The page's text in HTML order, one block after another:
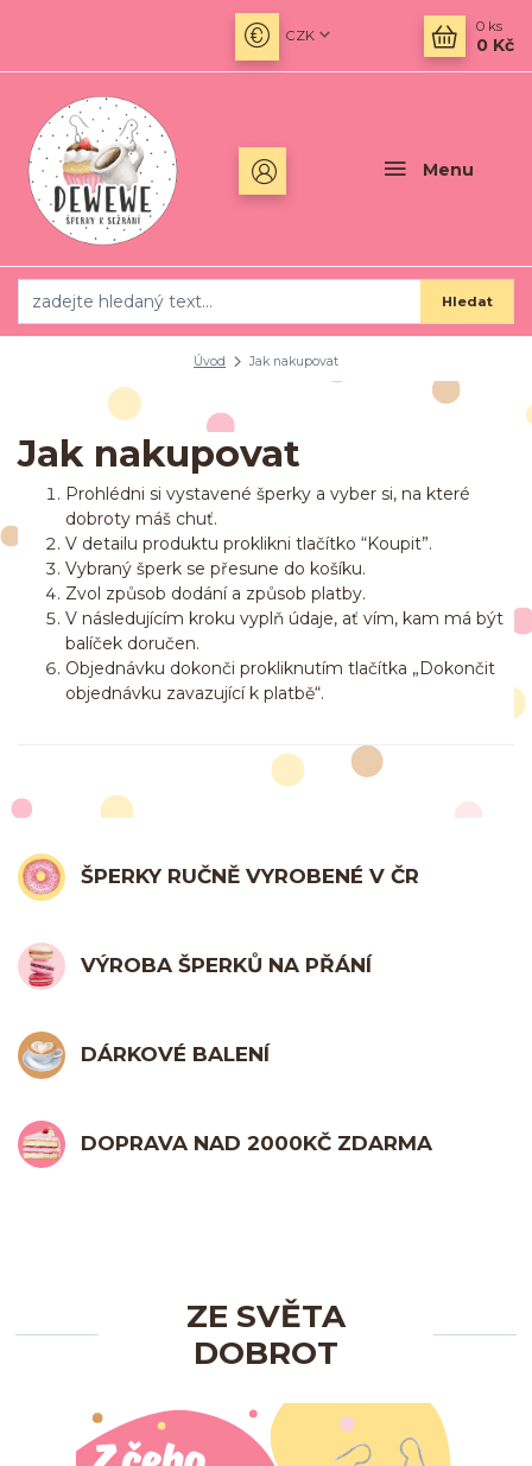
Menu
CZK
Hledat
0 ks
0 Kč
Úvod Jak nakupovat
Jak nakupovat
Prohlédni si vystavené šperky a vyber si, na které
dobroty máš chuť.
V detailu produktu proklikni tlačítko “Koupit”.
Vybraný šperk se přesune do košíku.
Zvol způsob dodání a způsob platby.
V následujícím kroku vyplň údaje, ať vím, kam má být
balíček doručen.
Objednávku dokonči prokliknutím tlačítka „Dokončit
objednávku zavazující k platbě“.
ŠPERKY RUČNĚ VYROBENÉ V ČR
VÝROBA ŠPERKŮ NA PŘÁNÍ
DÁRKOVÉ BALENÍ
DOPRAVA NAD 2000KČ ZDARMA
ZE SVĚTA
DOBROT